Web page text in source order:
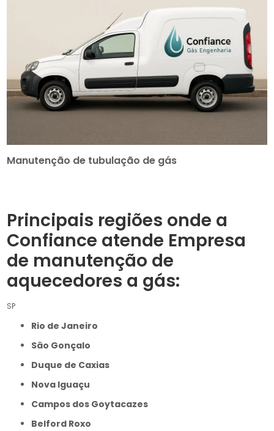
Manutenção de tubulação de gás
Principais regiões onde a
Confiance atende Empresa
de manutenção de
aquecedores a gás:
SP
Rio de Janeiro
São Gonçalo
Duque de Caxias
Nova Iguaçu
Campos dos Goytacazes
Belford Roxo